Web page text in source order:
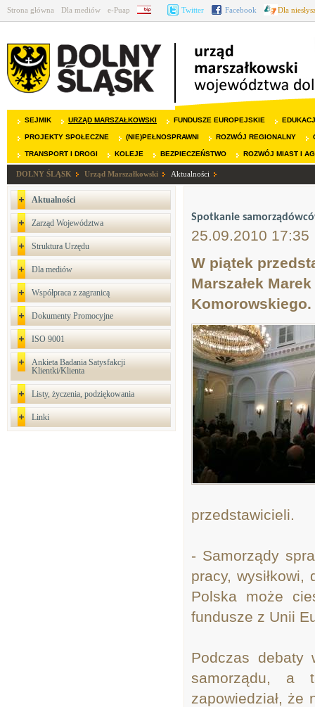
Strona główna Dla mediów e-Puap BIP Twitter Facebook Dla
SEJMIK URZĄD MARSZAŁKOWSKI FUNDUSZE EUROPEJSKIE
PROJEKTY SPOŁECZNE (NIE)PEŁNOSPRAWNI ROZWÓJ REGIONALNY
TRANSPORT I DROGI KOLEJE BEZPIECZEŃSTWO ROZWÓJ MIAST I
DOLNY ŚLĄSK Urząd Marszałkowski Aktualności
Aktualności
Zarząd Województwa
Struktura Urzędu
Dla mediów
Współpraca z zagranicą
Dokumenty Promocyjne
ISO 9001
Ankieta Badania Satysfakcji
Klientki/Klienta
Listy, życzenia, podziękowania
Linki
Spotkanie
25.09.2010 17:35
W piątek
Marszałek
Komorowskiego.
przedstawicieli.
- Samorządy
pracy, wysiłkowi,
Polska może
fundusze z Unii
Podczas debaty
samorządu, a
zapowiedział, że